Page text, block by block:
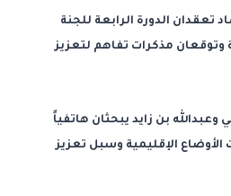
تعقدان الدورة الرابعة للجنة
وتوقعان مذكرات تفاهم لتعزيز
وعبدالله بن زايد يبحثان هاتفياً
الإقليمية وسبل تعزيز